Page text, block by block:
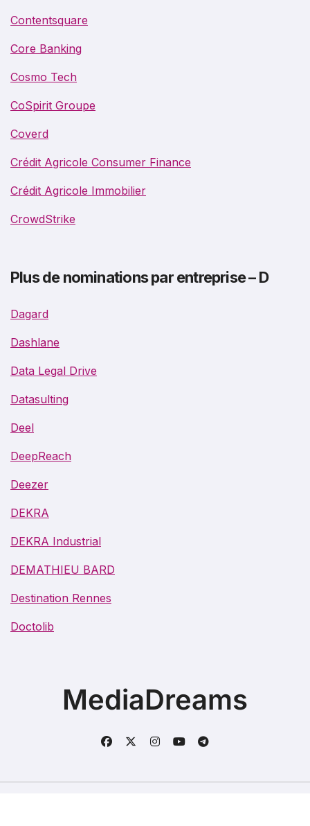
Contentsquare
Core Banking
Cosmo Tech
CoSpirit Groupe
Coverd
Crédit Agricole Consumer Finance
Crédit Agricole Immobilier
CrowdStrike
Plus de nominations par entreprise – D
Dagard
Dashlane
Data Legal Drive
Datasulting
Deel
DeepReach
Deezer
DEKRA
DEKRA Industrial
DEMATHIEU BARD
Destination Rennes
Doctolib
MediaDreams